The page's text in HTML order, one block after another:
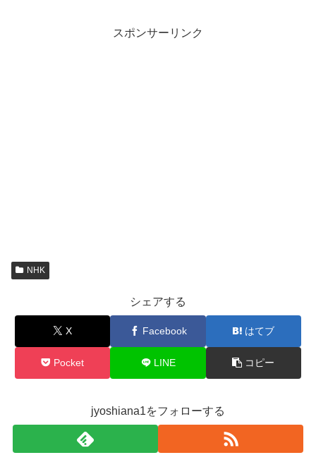
スポンサーリンク
NHK
シェアする
X Facebook はてブ
Pocket LINE コピー
jyoshiana1をフォローする